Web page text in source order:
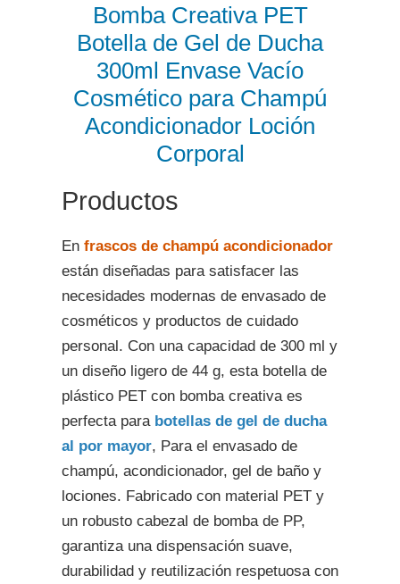
Bomba Creativa PET
Botella de Gel de Ducha
300ml Envase Vacío
Cosmético para Champú
Acondicionador Loción
Corporal
Productos
En frascos de champú acondicionador
están diseñadas para satisfacer las
necesidades modernas de envasado de
cosméticos y productos de cuidado
personal. Con una capacidad de 300 ml y
un diseño ligero de 44 g, esta botella de
plástico PET con bomba creativa es
perfecta para botellas de gel de ducha
al por mayor, Para el envasado de
champú, acondicionador, gel de baño y
lociones. Fabricado con material PET y
un robusto cabezal de bomba de PP,
garantiza una dispensación suave,
durabilidad y reutilización respetuosa con